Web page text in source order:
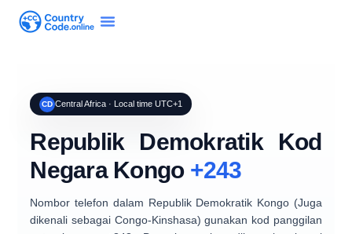
CD Central Africa · Local time UTC+1
Republik Demokratik Kod
Negara Kongo +243
Nombor telefon dalam Republik Demokratik Kongo(Juga
dikenali sebagai Congo-Kinshasa) gunakan kod panggilan